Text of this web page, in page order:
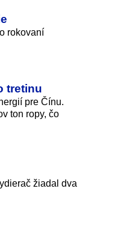
rokovaní
tretinu
pre Čínu.
ton ropy, čo
žiadal dva